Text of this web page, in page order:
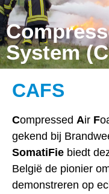
System
CAFS
Compressed Air F
gekend bij
SomatiFie biedt
België de pionier
demonstreren op